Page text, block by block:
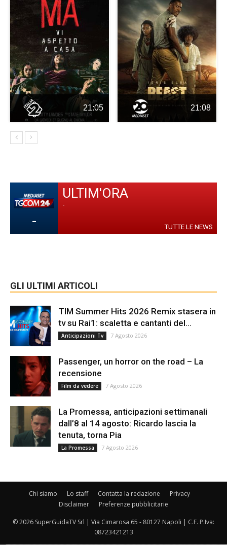
21:05 21:08
-
ULTIM'ORA
-
TUTTE LE NEWS
GLI ULTIMI ARTICOLI
TIM Summer Hits 2026 Remix stasera in
tv su Rai1: scaletta e cantanti del...
Anticipazioni Tv 7 Agosto 2026
Passenger, un horror on the road – La
recensione
Film da vedere 7 Agosto 2026
La Promessa, anticipazioni settimanali
dall’8 al 14 agosto: Ricardo lascia la
tenuta, torna Pia
La Promessa 7 Agosto 2026
Chi siamo Lo staff Contatta la redazione
Privacy
Disclaimer
Preferenze pubblicitarie
© 2026 SuperGuidaTV Srl | Via Cimarosa 65 - 80127 Napoli | C.F. P.Iva:
08723421213